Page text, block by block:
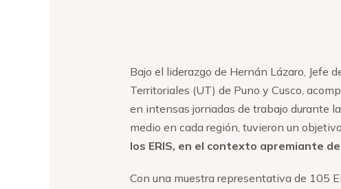
Bajo el liderazgo de Hernán Lázaro, Jefe
Territoriales (UT) de Puno y Cusco,
en intensas jornadas de trabajo durante
medio en cada región, tuvieron un
los ERIS, en el contexto apremiante
Con una muestra representativa de 105